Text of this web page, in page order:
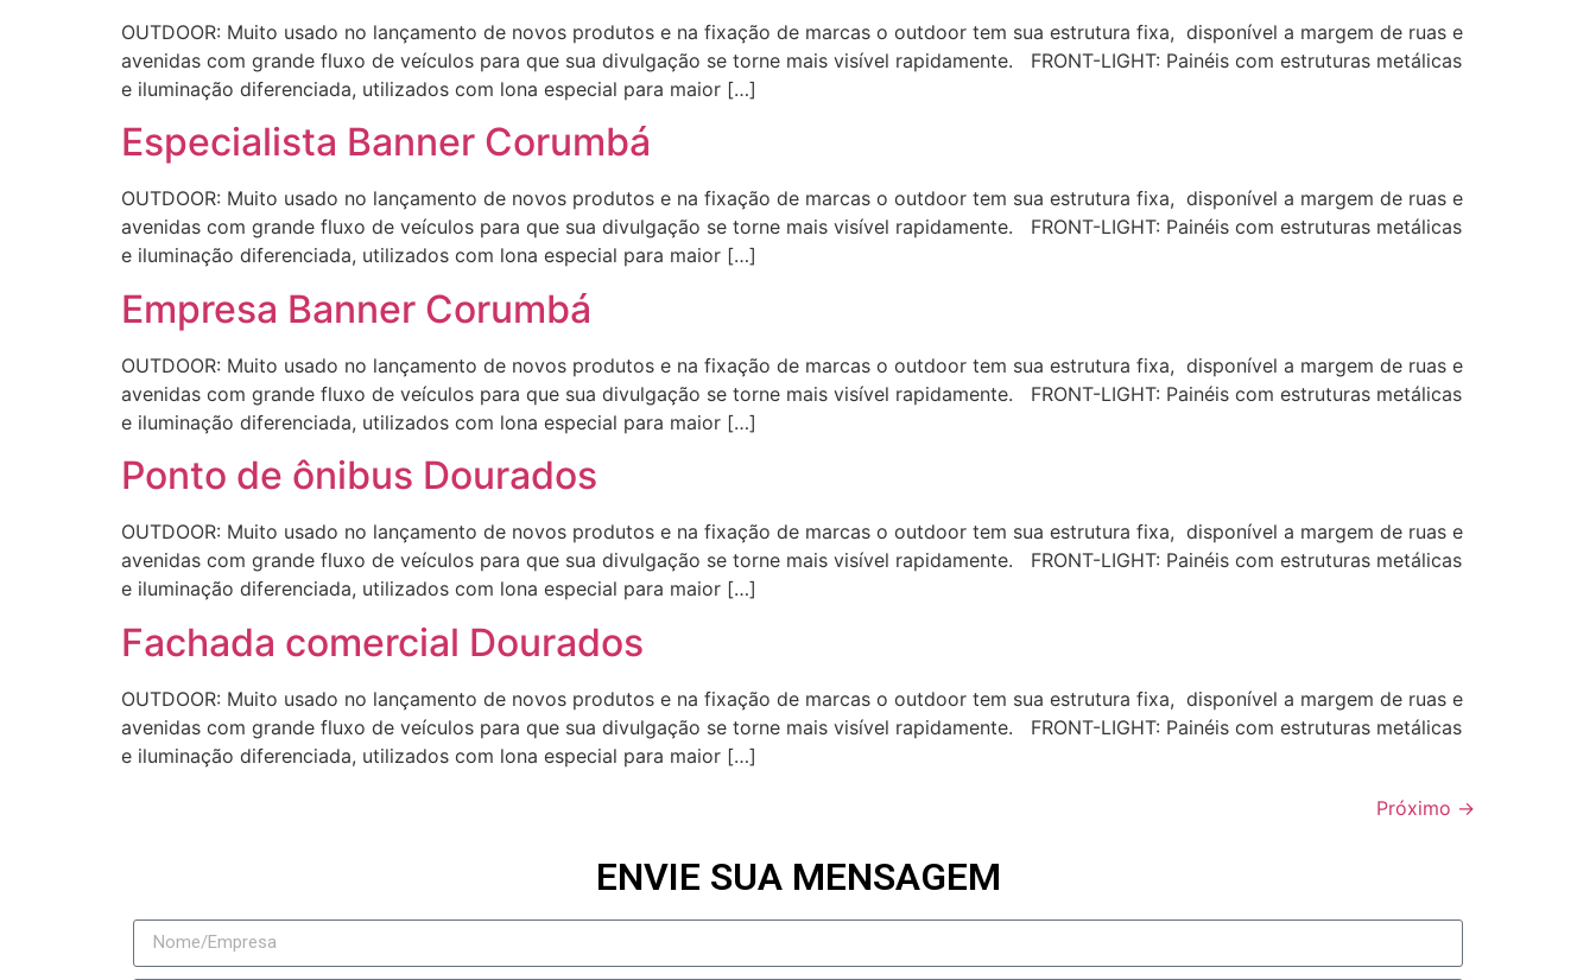
OUTDOOR: Muito usado no lançamento de novos produtos e na fixação de marcas o outdoor tem sua estrutura fixa, disponível a margem de ruas e
avenidas com grande fluxo de veículos para que sua divulgação se torne mais visível rapidamente. FRONT-LIGHT: Painéis com estruturas metálicas
e iluminação diferenciada, utilizados com lona especial para maior […]
Especialista Banner Corumbá
OUTDOOR: Muito usado no lançamento de novos produtos e na fixação de marcas o outdoor tem sua estrutura fixa, disponível a margem de ruas e
avenidas com grande fluxo de veículos para que sua divulgação se torne mais visível rapidamente. FRONT-LIGHT: Painéis com estruturas metálicas
e iluminação diferenciada, utilizados com lona especial para maior […]
Empresa Banner Corumbá
OUTDOOR: Muito usado no lançamento de novos produtos e na fixação de marcas o outdoor tem sua estrutura fixa, disponível a margem de ruas e
avenidas com grande fluxo de veículos para que sua divulgação se torne mais visível rapidamente. FRONT-LIGHT: Painéis com estruturas metálicas
e iluminação diferenciada, utilizados com lona especial para maior […]
Ponto de ônibus Dourados
OUTDOOR: Muito usado no lançamento de novos produtos e na fixação de marcas o outdoor tem sua estrutura fixa, disponível a margem de ruas e
avenidas com grande fluxo de veículos para que sua divulgação se torne mais visível rapidamente. FRONT-LIGHT: Painéis com estruturas metálicas
e iluminação diferenciada, utilizados com lona especial para maior […]
Fachada comercial Dourados
OUTDOOR: Muito usado no lançamento de novos produtos e na fixação de marcas o outdoor tem sua estrutura fixa, disponível a margem de ruas e
avenidas com grande fluxo de veículos para que sua divulgação se torne mais visível rapidamente. FRONT-LIGHT: Painéis com estruturas metálicas
e iluminação diferenciada, utilizados com lona especial para maior […]
Próximo →
ENVIE SUA MENSAGEM